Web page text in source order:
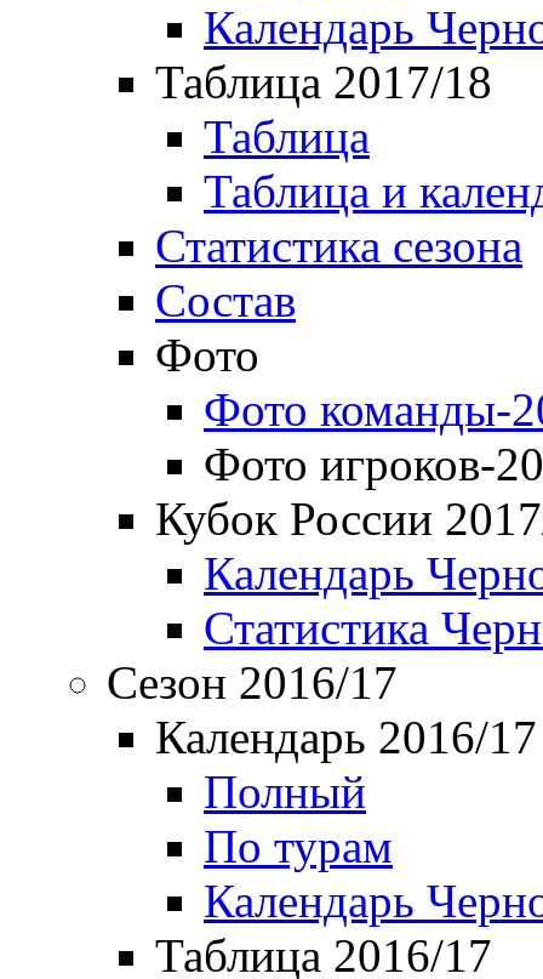
Календарь
Таблица 2017/18
Таблица
Таблица и
Статистика сезона
Состав
Фото
Фото команды-
Фото игроков-
Кубок России
Календарь
Статистика
Сезон 2016/17
Календарь 2016/17
Полный
По турам
Календарь
Таблица 2016/17